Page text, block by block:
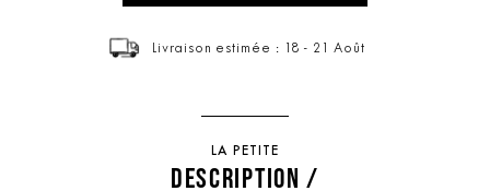
Livraison estimée : 18 - 21 Août
LA PETITE
DESCRIPTION /